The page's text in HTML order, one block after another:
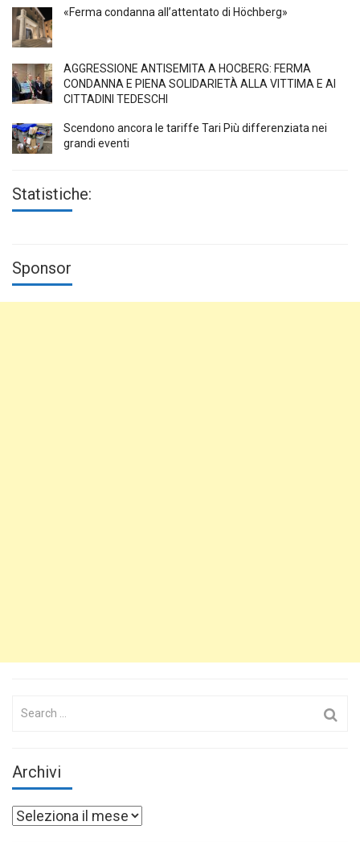
«Ferma condanna all’attentato di Höchberg»
AGGRESSIONE ANTISEMITA A HÖCBERG: FERMA
CONDANNA E PIENA SOLIDARIETÀ ALLA VITTIMA E AI
CITTADINI TEDESCHI
Scendono ancora le tariffe Tari Più differenziata nei
grandi eventi
Statistiche:
Sponsor
Search
Archivi
Archivi